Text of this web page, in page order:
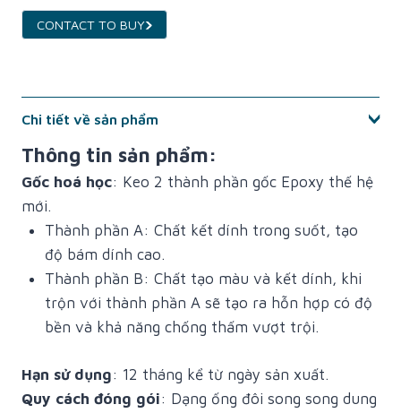
CONTACT TO BUY
Chi tiết về sản phẩm
Thông tin sản phẩm:
Gốc hoá học: Keo 2 thành phần gốc Epoxy thế hệ
mới.
Thành phần A: Chất kết dính trong suốt, tạo
độ bám dính cao.
Thành phần B: Chất tạo màu và kết dính, khi
trộn với thành phần A sẽ tạo ra hỗn hợp có độ
bền và khả năng chống thấm vượt trội.
Hạn sử dụng: 12 tháng kể từ ngày sản xuất.
Quy cách đóng gói: Dạng ống đôi song song dung